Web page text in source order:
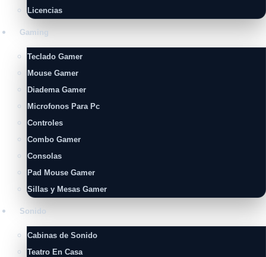
Licencias
Gaming
Teclado Gamer
Mouse Gamer
Diadema Gamer
Microfonos Para Pc
Controles
Combo Gamer
Consolas
Pad Mouse Gamer
Sillas y Mesas Gamer
Sonido
Cabinas de Sonido
Teatro En Casa